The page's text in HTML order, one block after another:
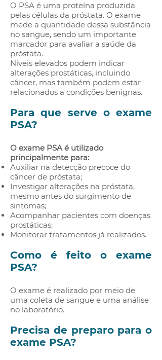
O PSA é uma proteína produzida
pelas células da próstata. O exame
mede a quantidade dessa substância
no sangue, sendo um importante
marcador para avaliar a saúde da
próstata.
Níveis elevados podem indicar
alterações prostáticas, incluindo
câncer, mas também podem estar
relacionados a condições benignas.
Para que serve o exame
PSA?
O exame PSA é utilizado
principalmente para:
Auxiliar na detecção precoce do
câncer de próstata;
Investigar alterações na próstata,
mesmo antes do surgimento de
sintomas;
Acompanhar pacientes com doenças
prostáticas;
Monitorar tratamentos já realizados.
Como é feito o exame
PSA?
O exame é realizado por meio de
uma coleta de sangue e uma análise
no laboratório.
Precisa de preparo para o
exame PSA?